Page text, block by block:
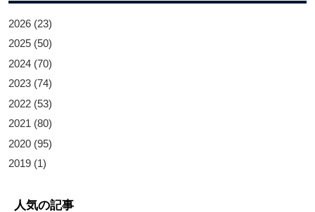
2026 (23)
2025 (50)
2024 (70)
2023 (74)
2022 (53)
2021 (80)
2020 (95)
2019 (1)
人気の記事